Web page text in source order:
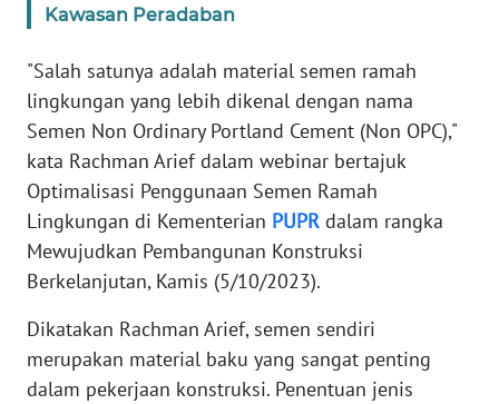
Kawasan Peradaban
"Salah satunya adalah material semen ramah
lingkungan yang lebih dikenal dengan nama
Semen Non Ordinary Portland Cement (Non OPC),"
kata Rachman Arief dalam webinar bertajuk
Optimalisasi Penggunaan Semen Ramah
Lingkungan di Kementerian PUPR dalam rangka
Mewujudkan Pembangunan Konstruksi
Berkelanjutan, Kamis (5/10/2023).
Dikatakan Rachman Arief, semen sendiri
merupakan material baku yang sangat penting
dalam pekerjaan konstruksi. Penentuan jenis
MEDIA
KARIR
DISCLAIMER
Wahana
News
Regional